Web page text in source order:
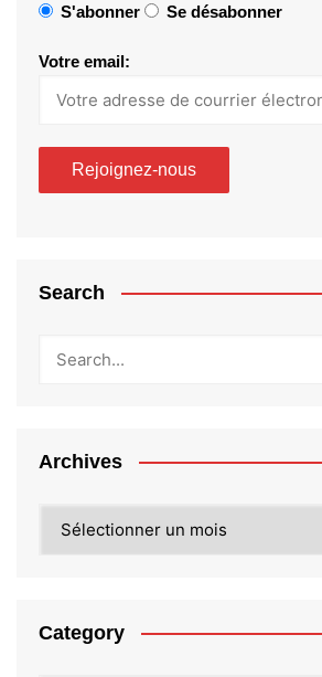
S'abonner Se désabonner
Votre email:
Search
Archives
Category